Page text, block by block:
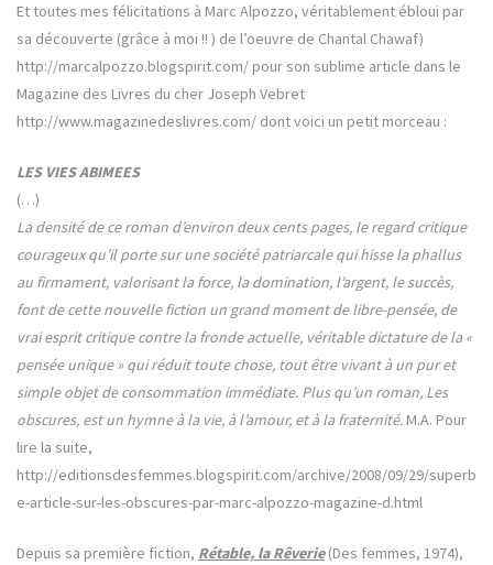
Et toutes mes félicitations à Marc Alpozzo, véritablement ébloui par
sa découverte (grâce à moi !! ) de l’oeuvre de Chantal Chawaf)
http://marcalpozzo.blogspirit.com/ pour son sublime article dans le
Magazine des Livres du cher Joseph Vebret
http://www.magazinedeslivres.com/ dont voici un petit morceau :
LES VIES ABIMEES
(…)
La densité de ce roman d’environ deux cents pages, le regard critique
courageux qu’il porte sur une société patriarcale qui hisse la phallus
au firmament, valorisant la force, la domination, l’argent, le succès,
font de cette nouvelle fiction un grand moment de libre-pensée, de
vrai esprit critique contre la fronde actuelle, véritable dictature de la «
pensée unique » qui réduit toute chose, tout être vivant à un pur et
simple objet de consommation immédiate. Plus qu’un roman, Les
obscures, est un hymne à la vie, à l’amour, et à la fraternité. M.A. Pour
lire la suite,
http://editionsdesfemmes.blogspirit.com/archive/2008/09/29/superb
e-article-sur-les-obscures-par-marc-alpozzo-magazine-d.html
Depuis sa première fiction, Rétable, la Rêverie(Des femmes, 1974),